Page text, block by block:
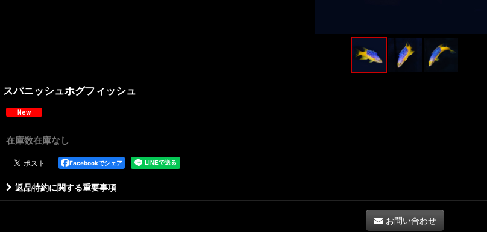
スパニッシュホグフィッシュ
在庫数在庫なし
Facebookでシェア
返品特約に関する重要事項
お問い合わせ